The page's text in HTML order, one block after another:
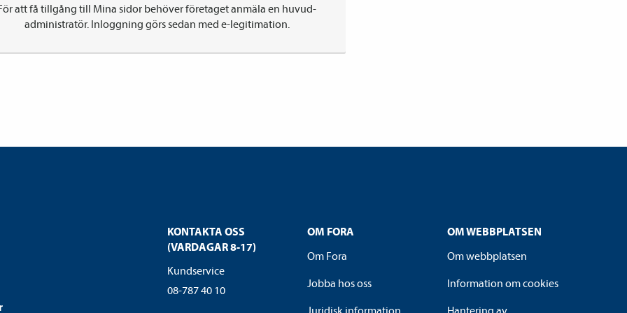
att få tillgång till Mina sidor behöver företaget anmäla en huvud­­
administratör. Inloggning görs sedan med e-legitimation.
KONTAKTA OSS
(VARDAGAR 8-17)
Kundservice
08-787 40 10
OM FORA
Om Fora
Jobba hos oss
Juridisk information
OM WEBBPLATSEN
Om webbplatsen
Information om cookies
Hantering av